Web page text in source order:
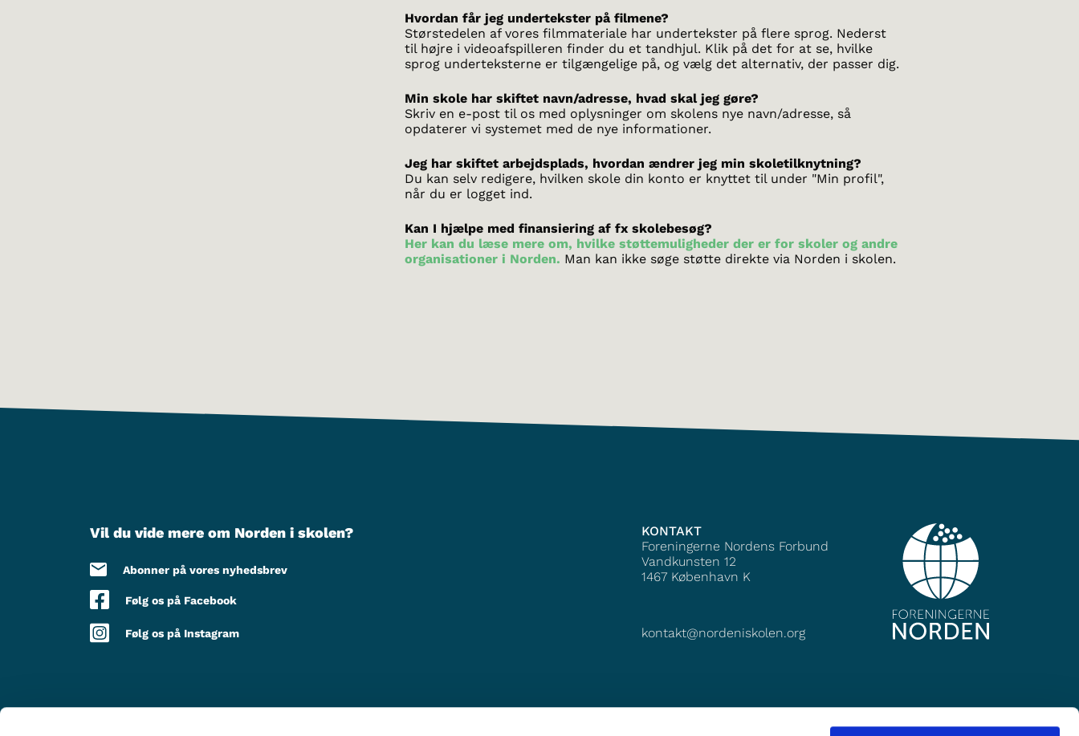
Hvordan får jeg undertekster på filmene?
Størstedelen af vores filmmateriale har undertekster på flere sprog. Nederst
til højre i videoafspilleren finder du et tandhjul. Klik på det for at se, hvilke
sprog underteksterne er tilgængelige på, og vælg det alternativ, der passer dig.
Min skole har skiftet navn/adresse, hvad skal jeg gøre?
Skriv en e-post til os med oplysninger om skolens nye navn/adresse, så
opdaterer vi systemet med de nye informationer.
Jeg har skiftet arbejdsplads, hvordan ændrer jeg min skoletilknytning?
Du kan selv redigere, hvilken skole din konto er knyttet til under "Min profil",
når du er logget ind.
Kan I hjælpe med finansiering af fx skolebesøg?
Her kan du læse mere om, hvilke støttemuligheder der er for skoler og andre
organisationer i Norden. Man kan ikke søge støtte direkte via Norden i skolen.
Vil du vide mere om Norden i skolen?
Abonner på vores nyhedsbrev
Følg os på Facebook
Følg os på Instagram
KONTAKT
Foreningerne Nordens Forbund
Vandkunsten 12
1467 København K
kontakt@nordeniskolen.org